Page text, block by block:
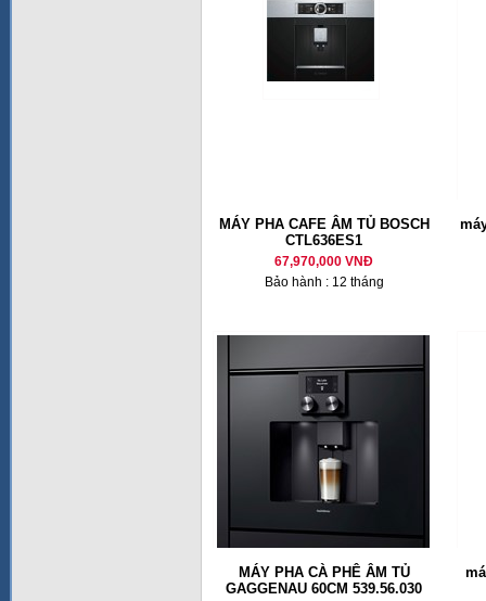
MÁY PHA CAFE ÂM TỦ BOSCH
CTL636ES1
67,970,000 VNĐ
Bảo hành : 12 tháng
MÁY PHA CÀ PHÊ ÂM TỦ
GAGGENAU 60CM 539.56.030